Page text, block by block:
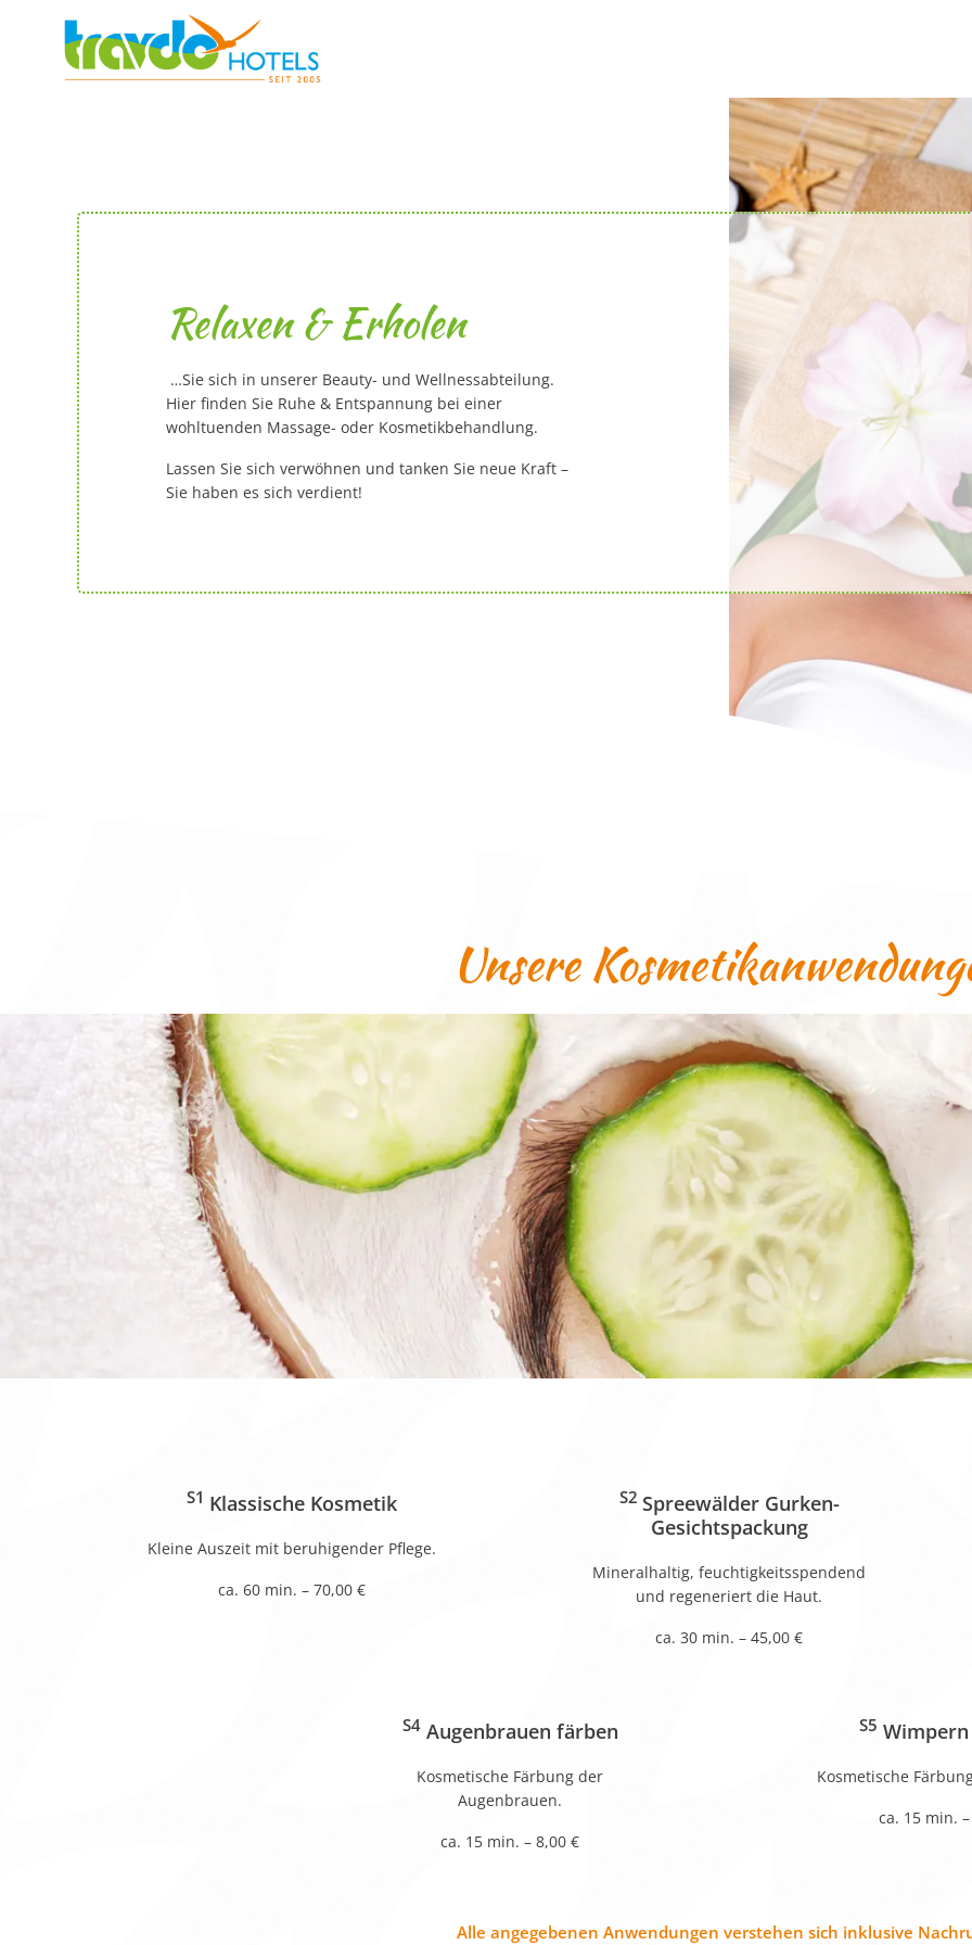
Relaxen & Erholen
…Sie sich in unserer Beauty- und Wellnessabteilung.
Hier finden Sie Ruhe & Entspannung bei einer
wohltuenden Massage- oder Kosmetikbehandlung.
Lassen Sie sich verwöhnen und tanken Sie neue Kraft –
Sie haben es sich verdient!
Unsere
S1 Klassische Kosmetik
Kleine Auszeit mit beruhigender Pflege.
ca. 60 min. – 70,00 €
S2 Spreewälder Gurken-
Gesichtspackung
Mineralhaltig, feuchtigkeitsspendend
und regeneriert die Haut.
ca. 30 min. – 45,00 €
S4Augenbrauen färben
Kosmetische Färbung der
Augenbrauen.
ca. 15 min. – 8,00 €
S5
Kosmetische
ca. 15 min.
Alle angegebenen Anwendungen verstehen sich inklusive